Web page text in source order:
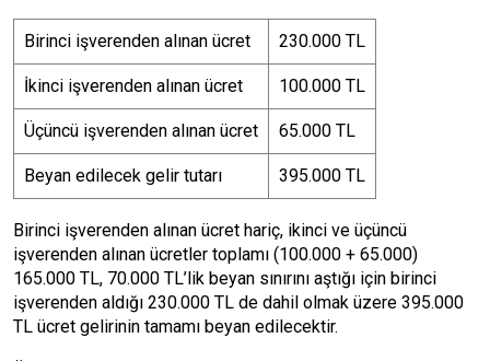
Birinci işverenden alınan ücret 230.000 TL
İkinci işverenden alınan ücret 100.000 TL
Üçüncü işverenden alınan ücret 65.000 TL
Beyan edilecek gelir tutarı 395.000 TL
Birinci işverenden alınan ücret hariç, ikinci ve üçüncü
işverenden alınan ücretler toplamı (100.000 + 65.000)
165.000 TL, 70.000 TL’lik beyan sınırını aştığı için birinci
işverenden aldığı 230.000 TL de dahil olmak üzere 395.000
TL ücret gelirinin tamamı beyan edilecektir.